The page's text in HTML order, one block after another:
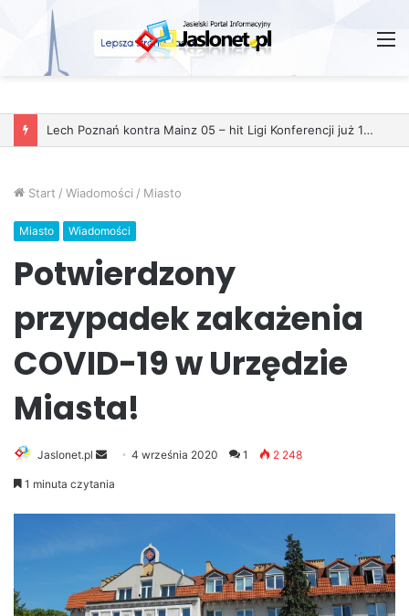
Start / Wiadomości / Miasto
Miasto Wiadomości
Potwierdzony
przypadek zakażenia
COVID-19 w Urzędzie
Miasta!
Jaslonet.pl
e
e
m
4 września 2020 1 2 248
1 minuta czytania